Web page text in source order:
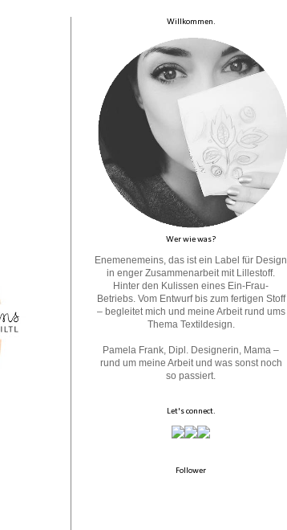
Willkommen.
Wer wie was?
Enemenemeins, das ist ein Label für Design
in enger Zusammenarbeit mit Lillestoff.
Hinter den Kulissen eines Ein-Frau-
Betriebs. Vom Entwurf bis zum fertigen Stoff
– begleitet mich und meine Arbeit rund ums
Thema Textildesign.
Pamela Frank, Dipl. Designerin, Mama –
rund um meine Arbeit und was sonst noch
so passiert.
Let's connect.
Follower